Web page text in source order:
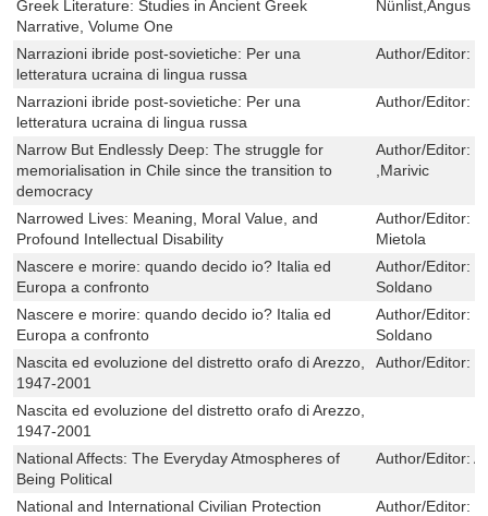
Greek Literature: Studies in Ancient Greek
Narrative, Volume One
Nünlist,Angus
Narrazioni ibride post-sovietiche: Per una
letteratura ucraina di lingua russa
Author/Editor:
Narrazioni ibride post-sovietiche: Per una
letteratura ucraina di lingua russa
Author/Editor:
Narrow But Endlessly Deep: The struggle for
memorialisation in Chile since the transition to
democracy
Author/Editor:
,Marivic
Narrowed Lives: Meaning, Moral Value, and
Profound Intellectual Disability
Author/Editor:
Mietola
Nascere e morire: quando decido io? Italia ed
Europa a confronto
Author/Editor:
Soldano
Nascere e morire: quando decido io? Italia ed
Europa a confronto
Author/Editor:
Soldano
Nascita ed evoluzione del distretto orafo di Arezzo,
1947-2001
Author/Editor:
Nascita ed evoluzione del distretto orafo di Arezzo,
1947-2001
National Affects: The Everyday Atmospheres of
Being Political
Author/Editor:
National and International Civilian Protection
Author/Editor: